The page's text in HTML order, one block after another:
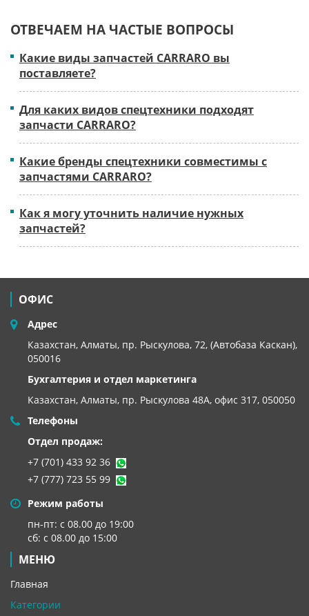
ОТВЕЧАЕМ НА ЧАСТЫЕ ВОПРОСЫ
Какие виды запчастей CARRARO вы
поставляете?
Для каких видов спецтехники подходят
запчасти CARRARO?
Какие бренды спецтехники совместимы с
запчастями CARRARO?
Как я могу уточнить наличие нужных
запчастей?
ОФИС
Адрес
Казахстан, Алматы, пр. Рыскулова, 72, (Автобаза Каскан),
050016
Бухгалтерия и отдел маркетинга
Казахстан, Алматы, пр. Рыскулова 48А, офис 317, 050050
Телефоны
Отдел продаж:
+7 (701) 433 92 36
+7 (777) 723 55 99
Режим работы
пн-пт: с 08.00 до 19:00
сб: с 08.00 до 15:00
МЕНЮ
Главная
Категории